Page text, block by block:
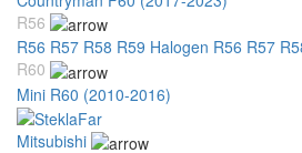
R56
R56 R57 R58 R59 Halogen R56 R57
R60
Mini R60 (2010-2016)
Mitsubishi